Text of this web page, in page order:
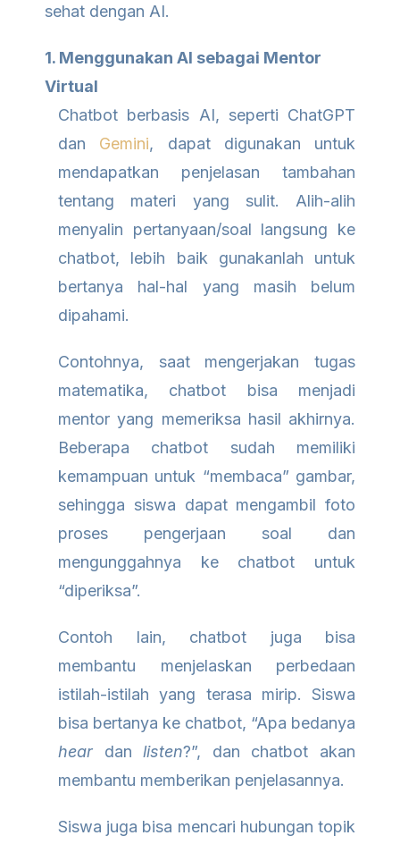
sehat dengan AI.
1. Menggunakan AI sebagai Mentor
Virtual
Chatbot berbasis AI, seperti ChatGPT
dan Gemini, dapat digunakan untuk
mendapatkan penjelasan tambahan
tentang materi yang sulit. Alih-alih
menyalin pertanyaan/soal langsung ke
chatbot, lebih baik gunakanlah untuk
bertanya hal-hal yang masih belum
dipahami.
Contohnya, saat mengerjakan tugas
matematika, chatbot bisa menjadi
mentor yang memeriksa hasil akhirnya.
Beberapa chatbot sudah memiliki
kemampuan untuk “membaca” gambar,
sehingga siswa dapat mengambil foto
proses pengerjaan soal dan
mengunggahnya ke chatbot untuk
“diperiksa”.
Contoh lain, chatbot juga bisa
membantu menjelaskan perbedaan
istilah-istilah yang terasa mirip. Siswa
bisa bertanya ke chatbot, “Apa bedanya
hear danlisten?”, dan chatbot akan
membantu memberikan penjelasannya.
Siswa juga bisa mencari hubungan topik